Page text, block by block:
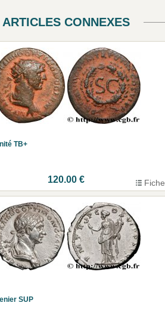
ARTICLES CONNEXES
TB+
120.00 € Fiche
SUP